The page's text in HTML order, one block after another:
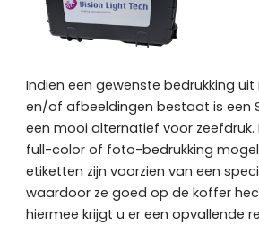
Indien een gewenste bedrukking uit
en/of afbeeldingen bestaat is een
een mooi alternatief voor zeefdruk.
full-color of foto-bedrukking
etiketten zijn voorzien van een
waardoor ze goed op de koffer
hiermee krijgt u er een opvallende